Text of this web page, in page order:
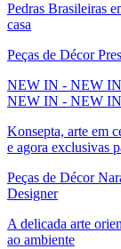
Pedras Brasileiras
casa
Peças de Décor
NEW IN - NEW
NEW IN - NEW
Konsepta, arte em
e agora exclusivas
Peças de Décor
Designer
A delicada arte
ao ambiente